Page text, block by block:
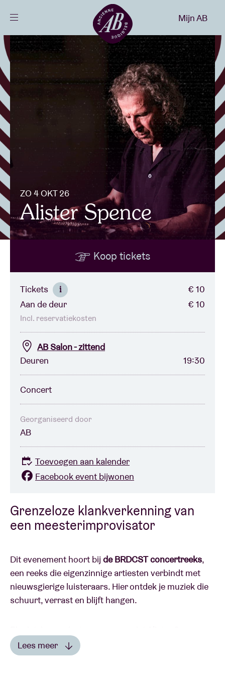
NL
Agenda
Projecten
Nieuws
Bezoekersinfo
AB ❤ you
BRDCST
ABtv
Concertcheque
Over AB
Contact
Mijn AB
ZO 4 OKT 26
Alister Spence
Grenzeloze klankverkenning van
een meesterimprovisator
Dit evenement hoort bij de BRDCST concertreeks,
een reeks die eigenzinnige artiesten verbindt met
nieuwsgierige luisteraars. Hier ontdek je muziek die
schuurt, verrast en blijft hangen.
geldt al meer dan drie decennia als een
toonaangevende kracht binnen de hedendaagse
Lees meer
Koop tickets
Tickets i
€ 10
Aan de deur
€ 10
Incl. reservatiekosten
AB Salon - zittend
Deuren
19:30
Concert
Georganiseerd door
AB
Toevoegen aan kalender
Facebook event bijwonen